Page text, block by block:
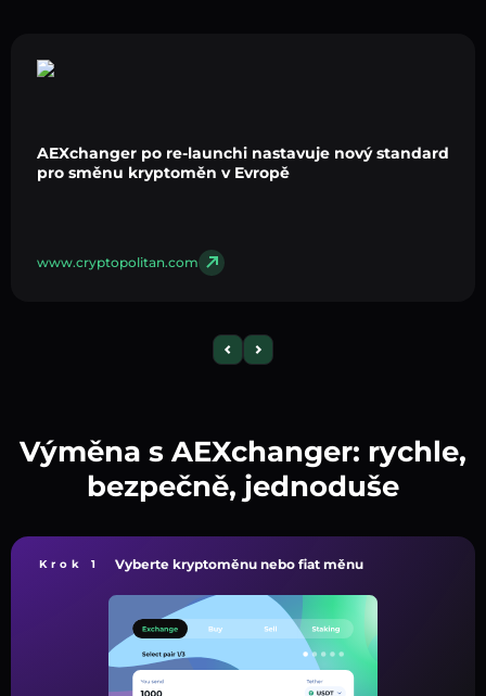
AEXchanger po re-launchi nastavuje nový standard
pro směnu kryptoměn v Evropě
www.cryptopolitan.com
Výměna s AEXchanger: rychle,
bezpečně, jednoduše
Krok 1 Vyberte kryptoměnu nebo fiat měnu